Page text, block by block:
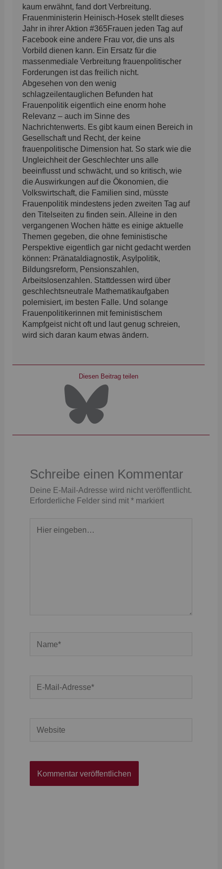
kaum erwähnt, fand dort Verbreitung.
Frauenministerin Heinisch-Hosek stellt dieses
Jahr in ihrer Aktion #365Frauen jeden Tag auf
Facebook eine andere Frau vor, die uns als
Vorbild dienen kann. Ein Ersatz für die
massenmediale Verbreitung frauenpolitischer
Forderungen ist das freilich nicht.
Abgesehen von den wenig
schlagzeilentauglichen Befunden hat
Frauenpolitik eigentlich eine enorm hohe
Relevanz – auch im Sinne des
Nachrichtenwerts. Es gibt kaum einen Bereich in
Gesellschaft und Recht, der keine
frauenpolitische Dimension hat. So stark wie die
Ungleichheit der Geschlechter uns alle
beeinflusst und schwächt, und so kritisch, wie
die Auswirkungen auf die Ökonomien, die
Volkswirtschaft, die Familien sind, müsste
Frauenpolitik mindestens jeden zweiten Tag auf
den Titelseiten zu finden sein. Alleine in den
vergangenen Wochen hätte es einige aktuelle
Themen gegeben, die ohne feministische
Perspektive eigentlich gar nicht gedacht werden
können: Pränataldiagnostik, Asylpolitik,
Bildungsreform, Pensionszahlen,
Arbeitslosenzahlen. Stattdessen wird über
geschlechtsneutrale Mathematikaufgaben
polemisiert, im besten Falle. Und solange
Frauenpolitikerinnen mit feministischem
Kampfgeist nicht oft und laut genug schreien,
wird sich daran kaum etwas ändern.
Diesen Beitrag teilen
Schreibe einen Kommentar
Deine E-Mail-Adresse wird nicht veröffentlicht.
Erforderliche Felder sind mit* markiert
eingeben…
Mail-